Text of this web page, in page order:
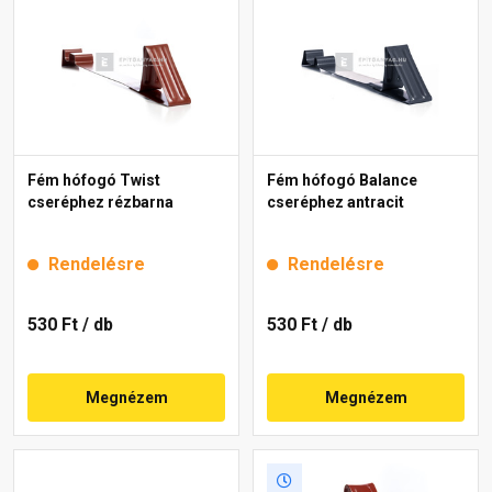
Fém hófogó Twist
cseréphez rézbarna
Rendelésre
530 Ft / db
Megnézem
Fém hófogó Balance
cseréphez antracit
Rendelésre
530 Ft / db
Megnézem